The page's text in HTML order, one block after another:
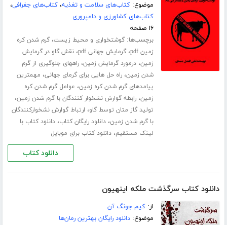
موضوع:کتاب‌های سلامت و تغذیه،کتاب‌های جغرافی،
کتاب‌های کشاورزی و دامپروری
۱۶ صفحه
برچسب‌ها:گوشتخواری و محیط زیست،گرم شدن کره
زمین pdf
،گرمایش جهانی pdf ،نقش گاو در گرمایش
زمین،درمورد گرمایش زمین،راههای جلوگیری از گرم
شدن زمین،راه حل هایی برای گرمای جهانی، مهمترین
پیامدهای گرم شدن کره زمین، عوامل گرم شدن کره
زمین،رابطه گوارش نشخوار کنندگان با گرم شدن زمین،
تولید گاز متان توسط گاو، ارتباط گوارش نشخوارکنندگان
با گرم شدن زمین،دانلود رایگان کتاب،دانلود کتاب با
لینک مستقیم،دانلود کتاب برای موبایل
دانلود کتاب
دانلود کتاب سرگذشت ملکه اینهیون
از:کیم جونگ آن
موضوع:دانلود رایگان بهترین رمان‌ها